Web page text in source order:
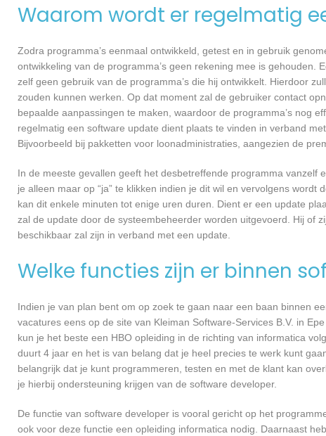
Waarom wordt er regelmatig
Zodra programma’s eenmaal ontwikkeld, getest en in gebruik
ontwikkeling van de programma’s geen rekening mee is
zelf geen gebruik van de programma’s die hij ontwikkelt. Hierdoor
zouden kunnen werken. Op dat moment zal de gebruiker contact
bepaalde aanpassingen te maken, waardoor de programma’s nog
regelmatig een software update dient plaats te vinden in verband
Bijvoorbeeld bij pakketten voor loonadministraties, aangezien de
In de meeste gevallen geeft het desbetreffende programma
je alleen maar op “ja” te klikken indien je dit wil en vervolgens wordt
kan dit enkele minuten tot enige uren duren. Dient er een update
zal de update door de systeembeheerder worden uitgevoerd. Hij of
beschikbaar zal zijn in verband met een update.
Welke functies zijn er binnen
Indien je van plan bent om op zoek te gaan naar een baan binnen
vacatures eens op de site van Kleiman Software-Services B.V. in
kun je het beste een HBO opleiding in de richting van informatica
duurt 4 jaar en het is van belang dat je heel precies te werk kunt
belangrijk dat je kunt programmeren, testen en met de klant kan
je hierbij ondersteuning krijgen van de software developer.
De functie van software developer is vooral gericht op het
ook voor deze functie een opleiding informatica nodig. Daarnaast